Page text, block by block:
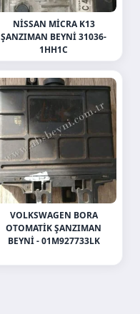
NISSAN MICRA K13
ŞANZIMAN BEYNI 31036-
1HH1C
VOLKSWAGEN BORA
OTOMATIK ŞANZIMAN
BEYNI - 01M927733LK